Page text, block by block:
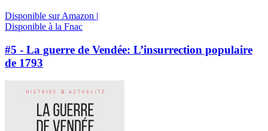
Disponible sur Amazon |
Disponible à la Fnac
#5 - La guerre de Vendée: L’insurrection populaire
de 1793